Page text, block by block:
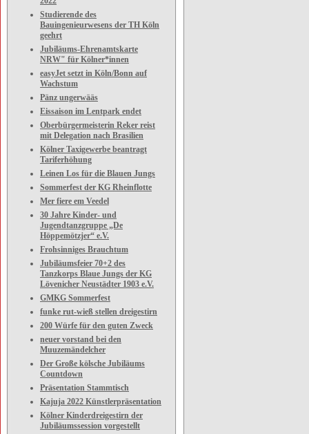
Studierende des
Bauingenieurwesens der TH Köln
geehrt
Jubiläums-Ehrenamtskarte
NRW" für Kölner*innen
easyJet setzt in Köln/Bonn auf
Wachstum
Pänz ungerwääs
Eissaison im Lentpark endet
Oberbürgermeisterin Reker reist
mit Delegation nach Brasilien
Kölner Taxigewerbe beantragt
Tariferhöhung
Leinen Los für die Blauen Jungs
Sommerfest der KG Rheinflotte
Mer fiere em Veedel
30 Jahre Kinder- und
Jugendtanzgruppe „De
Höppemötzjer“ e.V.
Frohsinniges Brauchtum
Jubiläumsfeier 70+2 des
Tanzkorps Blaue Jungs der KG
Lövenicher Neustädter 1903 e.V.
GMKG Sommerfest
funke rut-wieß stellen dreigestirn
200 Würfe für den guten Zweck
neuer vorstand bei den
Muuzemändelcher
Der Große kölsche Jubiläums
Countdown
Präsentation Stammtisch
Kajuja 2022 Künstlerpräsentation
Kölner Kinderdreigestirn der
Jubiläumssession vorgestellt